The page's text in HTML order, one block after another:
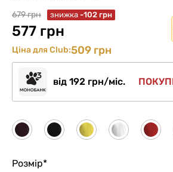
679 грн
знижка -102 грн
577 грн
Ціна для Club:509 грн
від 192 грн/міс.
Розмір*